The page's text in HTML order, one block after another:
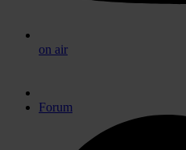
on air
Forum